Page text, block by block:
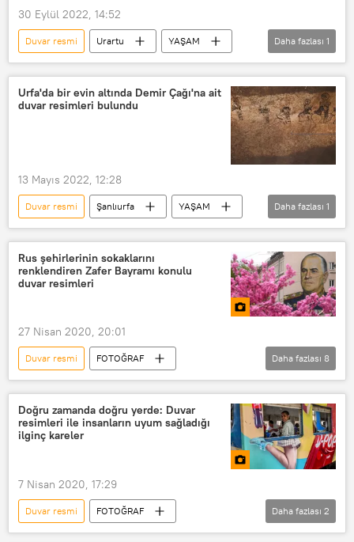
30 Eylül 2022, 14:52
Duvar resmi Urartu
YAŞAM
Van
Daha fazlası 1
Urfa'da bir evin altında Demir Çağı'na ait
duvar resimleri bulundu
13 Mayıs 2022, 12:28
Duvar resmi Şanlıurfa
YAŞAM
Demir Çağı
Daha fazlası 1
Rus şehirlerinin sokaklarını
renklendiren Zafer Bayramı konulu
duvar resimleri
27 Nisan 2020, 20:01
Duvar resmi
FOTOĞRAF
MULTİMEDYA
Multimedya
Zafer'in 75. yıldönümü
9 Mayıs Zafer Bayramı
Rusya
Daha fazlası 8
Doğru zamanda doğru yerde: Duvar
resimleri ile insanların uyum sağladığı
ilginç kareler
7 Nisan 2020, 17:29
Duvar resmi
FOTOĞRAF
MULTİMEDYA
Sokak sanatı
Daha fazlası 2